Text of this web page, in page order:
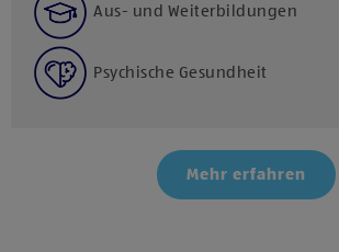
Aus- und Weiterbildungen
Psychische Gesundheit
Mehr erfahren